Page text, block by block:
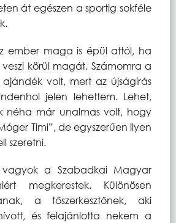
át egészen a sportig sokféle
ember maga is épül attól, ha
körül magát. Számomra a
volt, mert az újságírás
jelen lehettem. Lehet,
néha már unalmas volt, hogy
Timi”, de egyszerűen ilyen
szeretni.
a Szabadkai Magyar
megkerestek. Különösen
a főszerkesztőnek, aki
és felajánlotta nekem a